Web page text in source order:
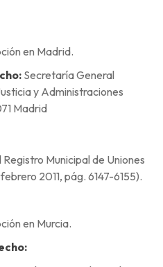
en Madrid.
Secretaría General
y Administraciones
Madrid
Municipal de Uniones
2011, pág. 6147-6155).
en Murcia.